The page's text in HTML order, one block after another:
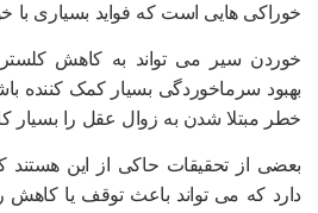
هایی است که فواید بسیاری با خود
سیر می تواند به کاهش
سرماخوردگی بسیار کمک کننده
مبتلا شدن به زوال عقل را بسیار
از تحقیقات حاکی از این هستند که
که می تواند باعث توقف یا کاهش